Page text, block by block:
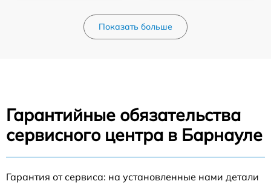
Показать больше
Гарантийные обязательства
сервисного центра в Барнауле
Гарантия от сервиса: на установленные нами детали